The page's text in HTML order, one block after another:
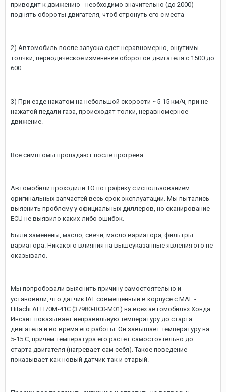
приводит к движению - необходимо значительно (до 2000)
поднять обороты двигателя, чтоб стронуть его с места
2) Автомобиль после запуска едет неравномерно, ощутимы
толчки, периодическое изменение оборотов двигателя с 1500 до
600.
3) При езде накатом на небольшой скорости ~5-15 км/ч, при не
нажатой педали газа, происходят толки, неравномерное
движение.
Все симптомы пропадают после прогрева.
Автомобили проходили ТО по графику с использованием
оригинальных запчастей весь срок эксплуатации. Мы пытались
выяснить проблему у официальных диллеров, но сканирование
ECU не выявило каких-либо ошибок.
Были заменены, масло, свечи, масло вариатора, фильтры
вариатора. Никакого влияния на вышеуказанные явления это не
оказывало.
Мы попробовали выяснить причину самостоятельно и
установили, что датчик IAT совмещенный в корпусе с MAF -
Hitachi AFH70M-41C (37980-RC0-M01) на всех автомобилях Хонда
Инсайт показывает неправильную температуру до старта
двигателя и во время его работы. Он завышает температуру на
5-15 С, причем температура его растет самостоятельно до
старта двигателя (нагревает сам себя). Такое поведение
показывает как новый датчик так и старый.